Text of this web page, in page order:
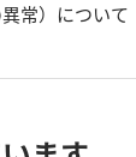
常）について